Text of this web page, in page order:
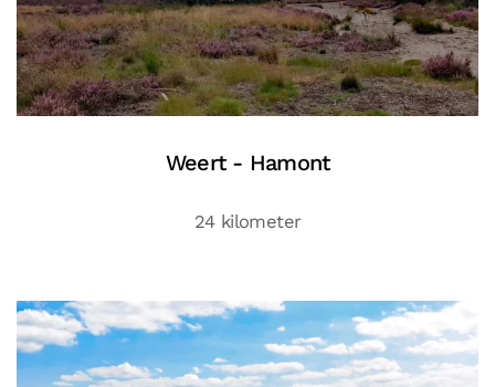
Weert - Hamont
24 kilometer